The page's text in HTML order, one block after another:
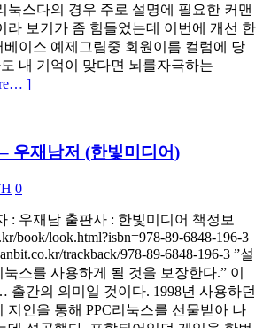
눅스다의 경우 주로 설명에 필요한 커맨
라 보기가 좀 힘들었는데 이번에 개선 한
이스 예제그림중 회원이름 컬럼에 당
내 기억이 맞다면 뇌를자극하는
]
우재남저 (한빛미디어)
0
: 우재남 출판사 : 한빛미디어 책정보
book/look.html?isbn=978-89-6848-196-3
trackback/978-89-6848-196-3 ”설
스를 사용하게 될 것을 보장한다.” 이
출간의 의미일 것이다. 1998년 사용하던
지인을 통해 PPC리눅스를 선물받아 나